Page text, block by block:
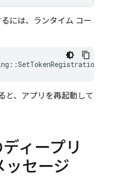
には、ランタイム コー
::
と、アプリを再起動して
ィープリ
ッセージ